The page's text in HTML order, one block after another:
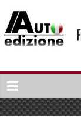
naar
inhoud
Auto
La
Gazetta